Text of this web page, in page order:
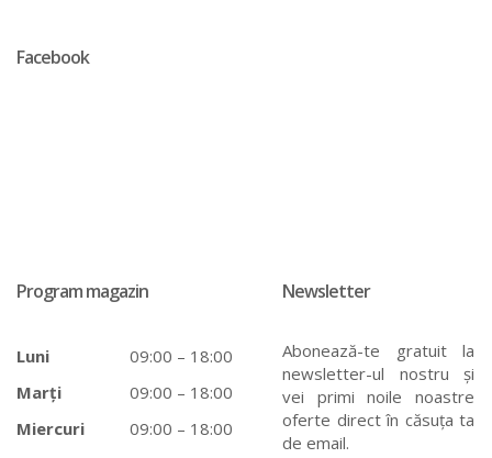
Facebook
Program magazin
Luni
09:00 – 18:00
Marți
09:00 – 18:00
Miercuri
09:00 – 18:00
Newsletter
Abonează-te gratuit la
newsletter-ul nostru și
vei primi noile noastre
oferte direct în căsuța ta
de email.